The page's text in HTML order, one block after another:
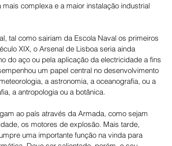
complexa e a maior instalação industrial
tal como sairiam da Escola Naval os primeiros
XIX, o Arsenal de Lisboa seria ainda
do aço ou pela aplicação da electricidade a fins
um papel central no desenvolvimento
a astronomia, a oceanografia, ou a
a antropologia ou a botânica.
ao país através da Armada, como sejam
os motores de explosão. Mais tarde,
uma importante função na vinda para